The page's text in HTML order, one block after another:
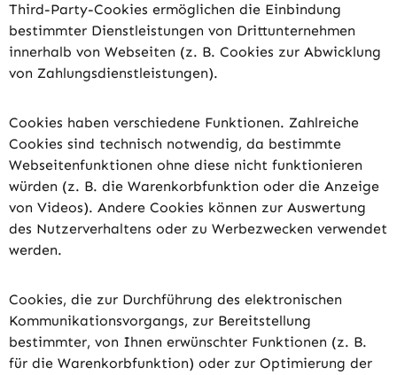
Third-Party-Cookies ermöglichen die Einbindung
bestimmter Dienstleistungen von Drittunternehmen
innerhalb von Webseiten (z. B. Cookies zur Abwicklung
von Zahlungsdienstleistungen).
Cookies haben verschiedene Funktionen. Zahlreiche
Cookies sind technisch notwendig, da bestimmte
Webseitenfunktionen ohne diese nicht funktionieren
würden (z. B. die Warenkorbfunktion oder die Anzeige
von Videos). Andere Cookies können zur Auswertung
des Nutzerverhaltens oder zu Werbezwecken verwendet
werden.
Cookies, die zur Durchführung des elektronischen
Kommunikationsvorgangs, zur Bereitstellung
bestimmter, von Ihnen erwünschter Funktionen (z. B.
für die Warenkorbfunktion) oder zur Optimierung der